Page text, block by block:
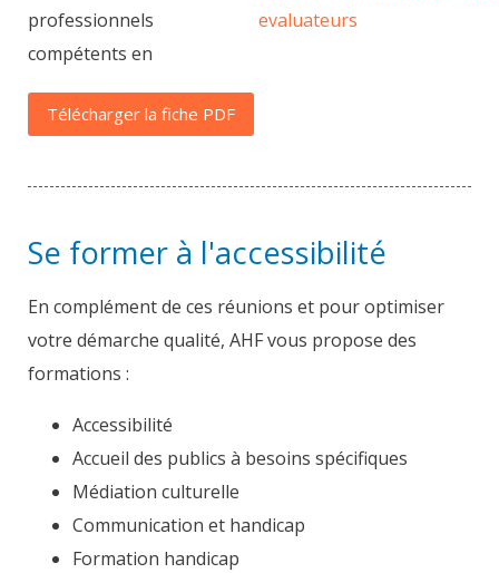
professionnels
compétents en
evaluateurs
Télécharger la fiche PDF
Se former à l'accessibilité
En complément de ces réunions et pour optimiser
votre démarche qualité, AHF vous propose des
formations :
Accessibilité
Accueil des publics à besoins spécifiques
Médiation culturelle
Communication et handicap
Formation handicap